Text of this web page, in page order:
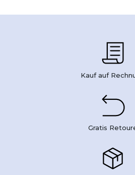
Kauf auf
Gratis